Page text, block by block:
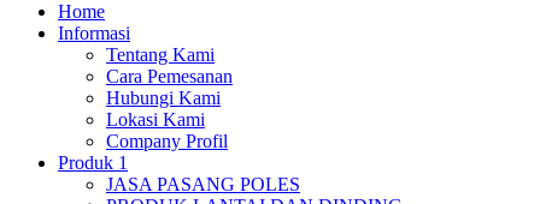
Home
Informasi
Tentang Kami
Cara Pemesanan
Hubungi Kami
Lokasi Kami
Company Profil
Produk 1
JASA PASANG POLES